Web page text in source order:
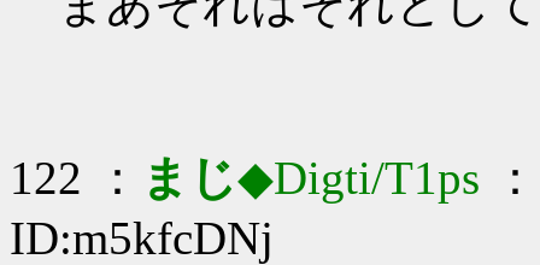
122 ： まじ◆Digti/T1ps
ID:m5kfcDNj